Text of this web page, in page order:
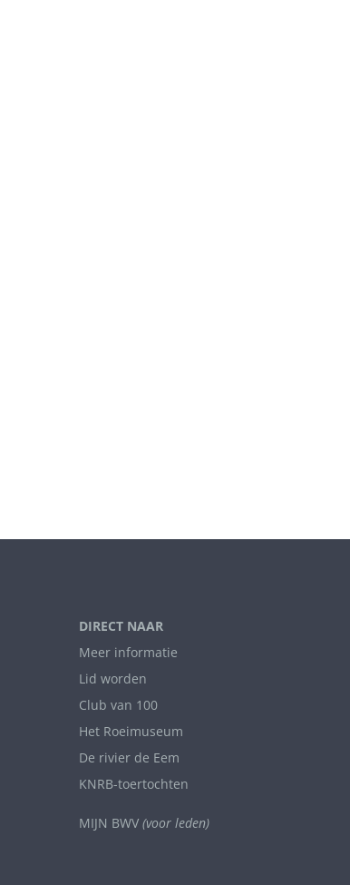
DIRECT NAAR
Meer informatie
Lid worden
Club van 100
Het Roeimuseum
De rivier de Eem
KNRB-toertochten
MIJN BWV (voor leden)